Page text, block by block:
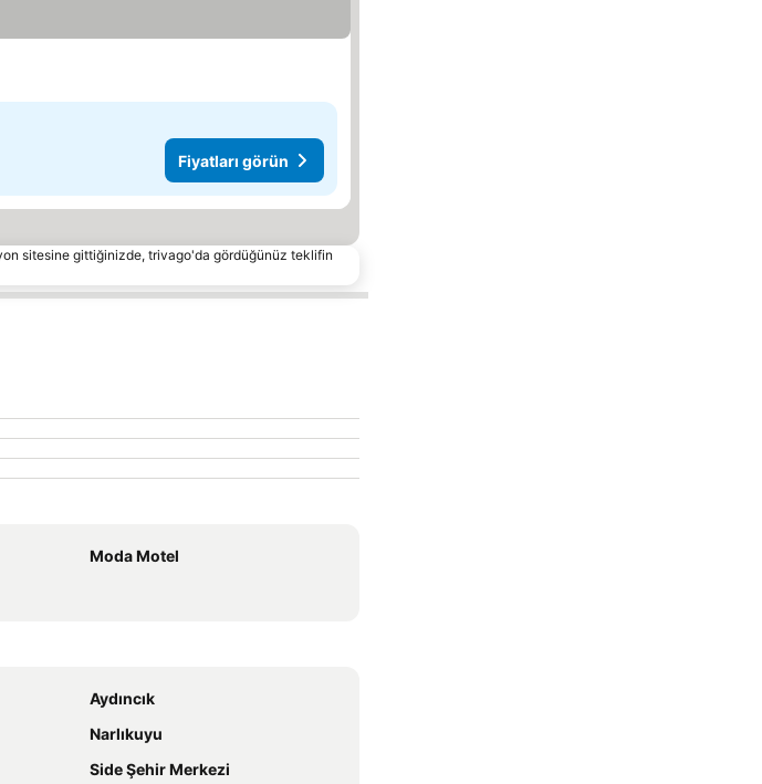
Fiyatları görün
sitesine gittiğinizde, trivago'da gördüğünüz teklifin
Moda Motel
Aydıncık
Narlıkuyu
Side Şehir Merkezi